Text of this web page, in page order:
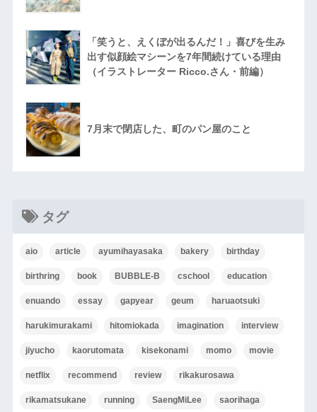
「笑うと、えくぼが出るんだ！」喜びを生み
出す似顔絵マシーンを7年間続けている理由
（イラストレーター Ricco.さん・前編）
7月末で閉店した、町のパン屋のこと
タグ
aio article ayumihayasaka bakery birthday
birthring book BUBBLE-B cschool education
enuando essay gapyear geum haruaotsuki
harukimurakami hitomiokada imagination interview
jiyucho kaorutomata kisekonami momo movie
netflix recommend review rikakurosawa
rikamatsukane running SaengMiLee saorihaga